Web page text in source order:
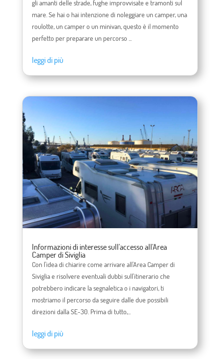
gli amanti delle strade, fughe improvvisate e tramonti sul
mare. Se hai o hai intenzione di noleggiare un camper, una
roulotte, un camper o un minivan, questo è il momento
perfetto per preparare un percorso ...
leggi di più
Informazioni di interesse sull'accesso all'Area
Camper di Siviglia
Con l'idea di chiarire come arrivare all'Area Camper di
Siviglia e risolvere eventuali dubbi sull'itinerario che
potrebbero indicare la segnaletica o i navigatori, ti
mostriamo il percorso da seguire dalle due possibili
direzioni dalla SE-30. Prima di tutto,...
leggi di più